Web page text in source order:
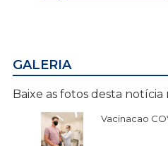
GALERIA
Baixe as fotos desta
Vacinacao